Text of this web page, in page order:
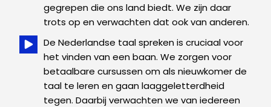
gegrepen die ons land biedt. We zijn daar
trots op en verwachten dat ook van anderen.
De Nederlandse taal spreken is cruciaal voor
het vinden van een baan. We zorgen voor
betaalbare cursussen om als nieuwkomer de
taal te leren en gaan laaggeletterdheid
tegen. Daarbij verwachten we van iedereen